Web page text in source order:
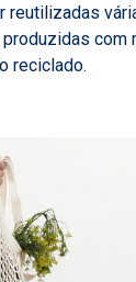
reutilizadas
reciclado.